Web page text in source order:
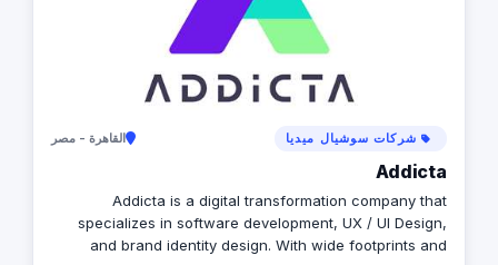
شركات سوشيال ميديا القاهرة - مصر
Addicta
Addicta is a digital transformation company that
specializes in software development, UX / UI Design,
and brand identity design. With wide footprints and